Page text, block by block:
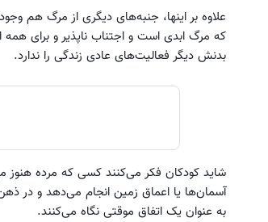
علاوه بر اینها، جنبه‌های دیگری از مرگ هم
که مرگ ابدی است و اجتناب ناپذیر و برای
بدنش دیگر فعالیت‌های عادی زندگی را ندارد.
شاید کودکان فکر می‌کنند کسی که مرده هنوز
آسمان‌ها یا اعماق زمین انجام می‌دهد و در
به عنوان یک اتفاق موقتی نگاه می‌کنند.